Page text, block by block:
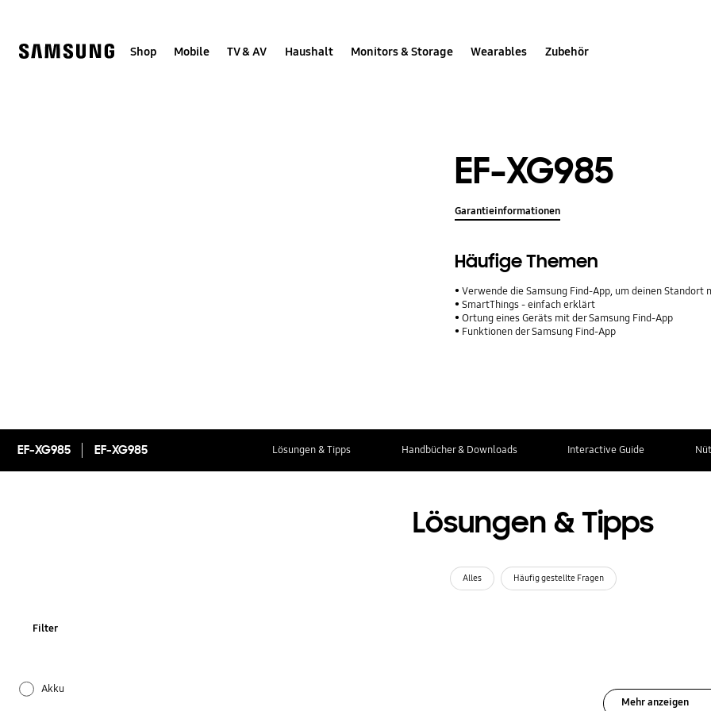
Shop Mobile TV & AV Haushalt Monitors & Storage Wearables Zubehör
EF-XG985
Garantieinformationen
Häufige Themen
Verwende die Samsung Find-App, um deinen Standort mit
SmartThings - einfach erklärt
Ortung eines Geräts mit der Samsung Find-App
Funktionen der Samsung Find-App
EF-XG985 EF-XG985 Lösungen & Tipps Handbücher & Downloads Interactive Guide
Lösungen & Tipps
Alles Häufig gestellte Fragen
Filter
Akku
Mehr anzeigen